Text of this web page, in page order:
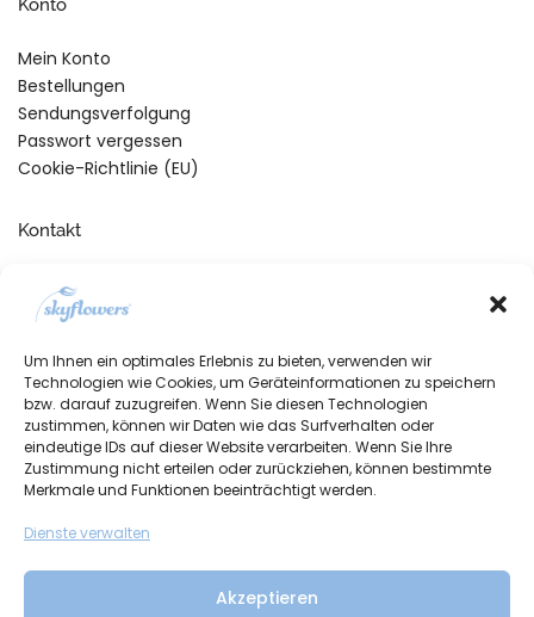
Um Ihnen ein optimales Erlebnis zu bieten, verwenden wir
Technologien wie Cookies, um Geräteinformationen zu speichern
bzw. darauf zuzugreifen. Wenn Sie diesen Technologien
zustimmen, können wir Daten wie das Surfverhalten oder
eindeutige IDs auf dieser Website verarbeiten. Wenn Sie Ihre
Zustimmung nicht erteilen oder zurückziehen, können bestimmte
Merkmale und Funktionen beeinträchtigt werden.
Dienste verwalten
Akzeptieren
Konto
Mein Konto
Bestellungen
Sendungsverfolgung
Passwort vergessen
Cookie-Richtlinie (EU)
Kontakt
Telefonische Unterstützung
und Beratung unter:
Mo-Fr, 09:00 – 17:00 Uhr